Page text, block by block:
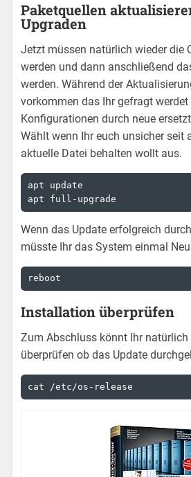
Paketquellen
Upgraden
Jetzt müssen natürlich wieder die
werden und dann anschließend
werden. Während der
vorkommen das Ihr gefragt werdet
Konfigurationen durch neue
Wählt wenn Ihr euch unsicher seit
aktuelle Datei behalten wollt aus.
apt update
apt full-upgrade
Wenn das Update erfolgreich
müsste Ihr das System einmal
reboot
Installation überprüfen
Zum Abschluss könnt Ihr
überprüfen ob das Update
cat /etc/os-release